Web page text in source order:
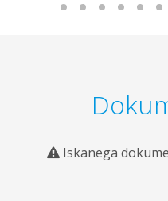
Iskanega